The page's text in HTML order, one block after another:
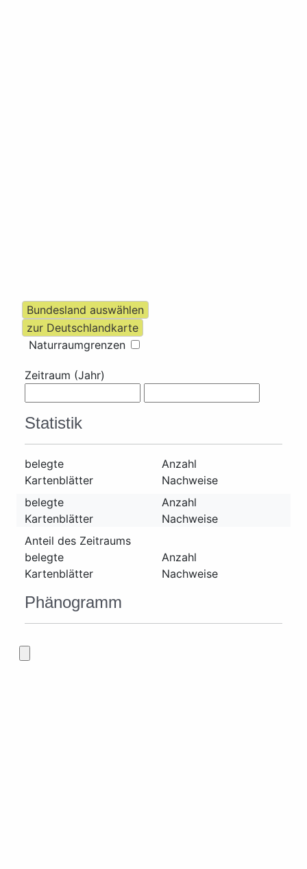
Naturraumgrenzen
Zeitraum (Jahr)
Statistik
belegte
Kartenblätter
Anzahl
Nachweise
belegte
Kartenblätter
Anzahl
Nachweise
Anteil des Zeitraums
belegte
Kartenblätter
Anzahl
Nachweise
Phänogramm